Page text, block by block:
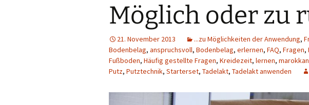
Möglich oder zu
21. November 2013 ...zu Möglichkeiten der Anwendung,
Bodenbelag, anspruchsvoll, Bodenbelag, erlernen, FAQ, Fragen,
Fußboden, Häufig gestellte Fragen, Kreidezeit, lernen,
Putz, Putztechnik, Starterset, Tadelakt, Tadelakt anwenden